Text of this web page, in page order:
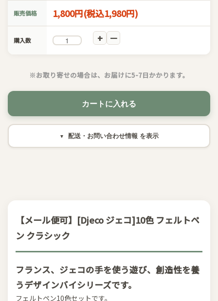
販売価格 1,800円(税込1,980円)
購入数
※お取り寄せの場合は、お届けに5-7日かかります。
カートに入れる
配送・お問い合わせ情報
【メール便可】[Djeco ジェコ]10色 フェルトペ
ン クラシック
フランス、ジェコの手を使う遊び、創造性を養
うデザインバイシリーズです。
フェルトペン10色セットです。